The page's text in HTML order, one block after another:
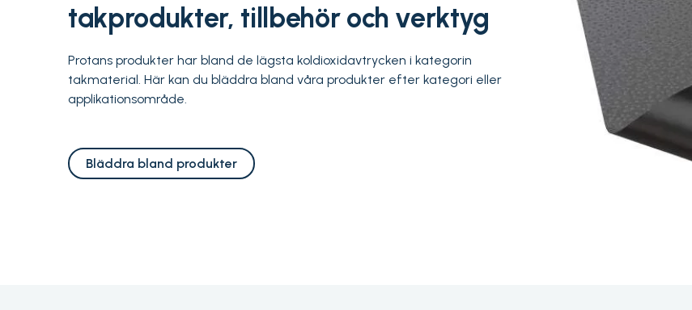
takprodukter, tillbehör och verktyg
Protans produkter har bland de lägsta koldioxidavtrycken i kategorin
takmaterial. Här kan du bläddra bland våra produkter efter kategori eller
applikationsområde.
Bläddra bland produkter